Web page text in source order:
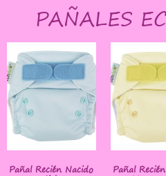
PAÑALES
Pañal Recién Nacido Pañal